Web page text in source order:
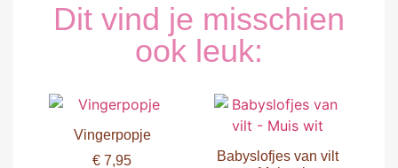
Dit vind je misschien
ook leuk:
Vingerpopje
€ 7,95
Babyslofjes van vilt